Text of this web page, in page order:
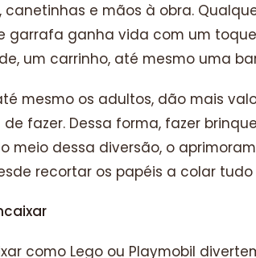
canetinhas e mãos à obra.
garrafa ganha vida com um
um carrinho, até mesmo uma
mesmo os adultos, dão mais
fazer. Dessa forma, fazer
meio dessa diversão, o
recortar os papéis a colar
como Lego ou Playmobil